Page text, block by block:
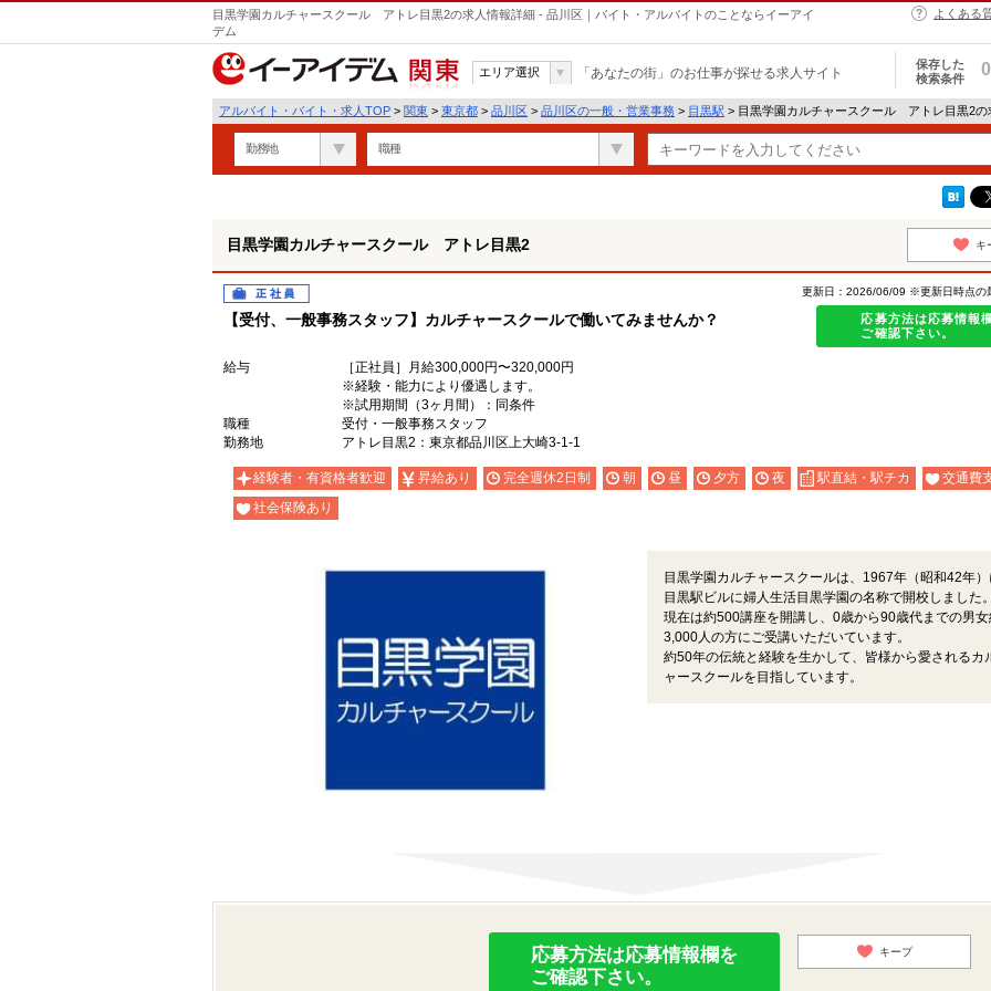
目黒学園カルチャースクール アトレ目黒2の求人情報詳細 - 品川区｜バイト・アルバイトのことならイーアイ
デム
よくある
関東
エリア選択 「あなたの街」のお仕事が探せる求人サイト
保存した
検索条件
0
アルバイト・バイト・求人TOP > 関東 > 東京都 > 品川区 > 品川区の一般・営業事務 > 目黒駅 > 目黒学園カルチャースクール アトレ目黒2の
勤務地 職種
目黒学園カルチャースクール アトレ目黒2 キ
正社員
【受付、一般事務スタッフ】カルチャースクールで働いてみませんか？
更新日：2026/06/09 ※更新日時点の
応募方法は応募情報
ご確認下さい。
給与
［正社員］月給300,000円〜320,000円
※経験・能力により優遇します。
※試用期間（3ヶ月間）：同条件
職種
受付・一般事務スタッフ
勤務地
アトレ目黒2：東京都品川区上大崎3-1-1
経験者・有資格者歓迎 昇給あり 完全週休2日制 朝 昼 夕方 夜 駅直結・駅チカ
交通費
社会保険あり
目黒学園カルチャースクールは、1967年（昭和42年）
目黒駅ビルに婦人生活目黒学園の名称で開校しました。
現在は約500講座を開講し、0歳から90歳代までの男女
3,000人の方にご受講いただいています。
約50年の伝統と経験を生かして、皆様から愛されるカ
ャースクールを目指しています。
応募方法は応募情報欄を
ご確認下さい。
キープ